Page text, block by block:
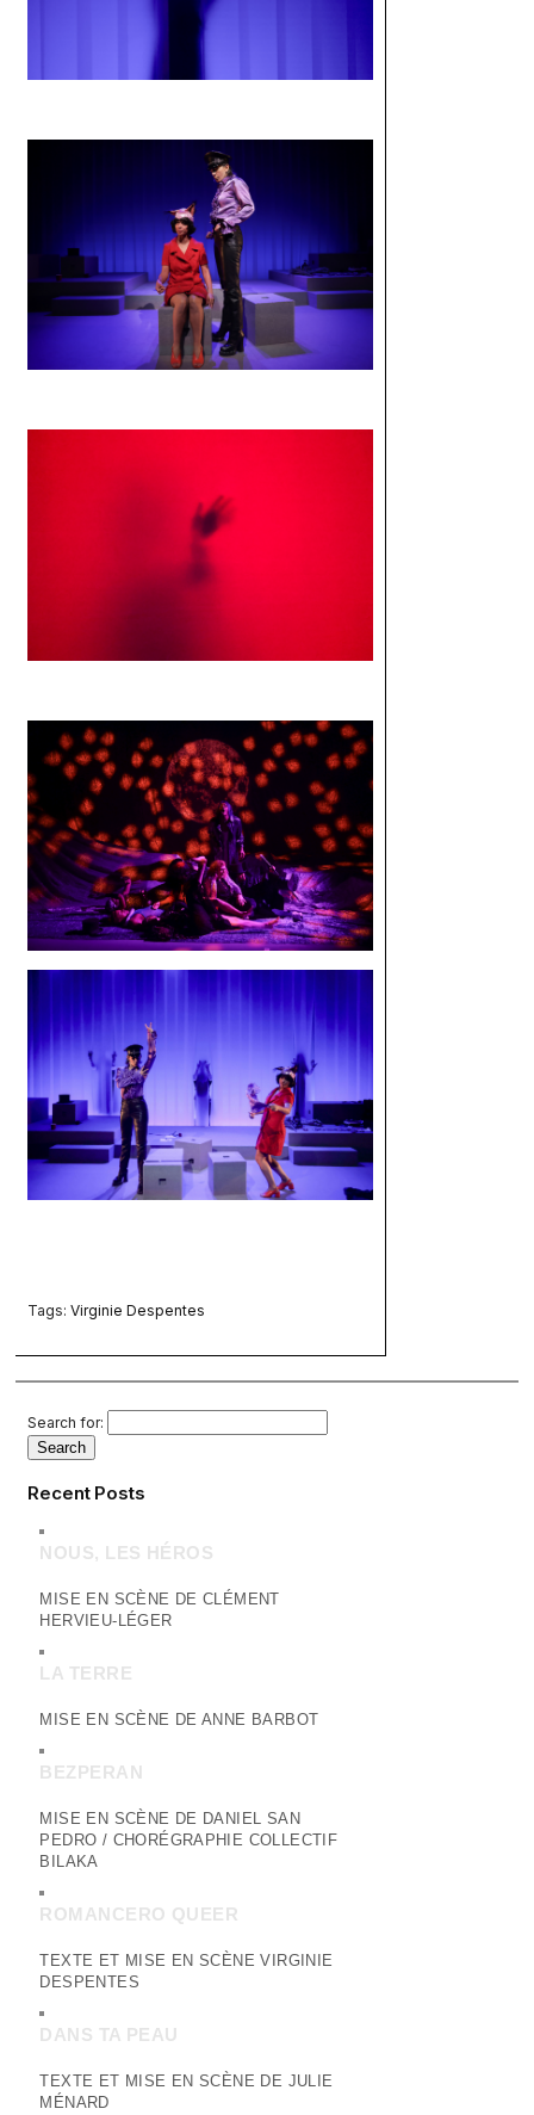
Tags:Virginie Despentes
Search for:
Recent Posts
NOUS, LES HÉROS
MISE EN SCÈNE DE CLÉMENT
HERVIEU-LÉGER
LA TERRE
MISE EN SCÈNE DE ANNE BARBOT
BEZPERAN
MISE EN SCÈNE DE DANIEL SAN
PEDRO / CHORÉGRAPHIE COLLECTIF
BILAKA
ROMANCERO QUEER
TEXTE ET MISE EN SCÈNE VIRGINIE
DESPENTES
DANS TA PEAU
TEXTE ET MISE EN SCÈNE DE JULIE
MÉNARD